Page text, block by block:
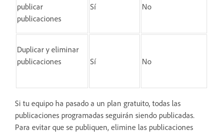
publicar
publicaciones
Sí No
Duplicar y eliminar
publicaciones
Sí No
Si tu equipo ha pasado a un plan gratuito, todas las
publicaciones programadas seguirán siendo publicadas.
Para evitar que se publiquen, elimine las publicaciones